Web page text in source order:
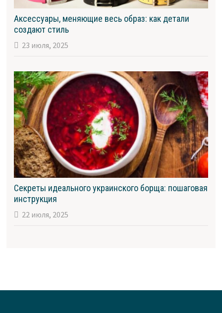
Аксессуары, меняющие весь образ: как детали
создают стиль
23 июля, 2025
Секреты идеального украинского борща: пошаговая
инструкция
22 июля, 2025